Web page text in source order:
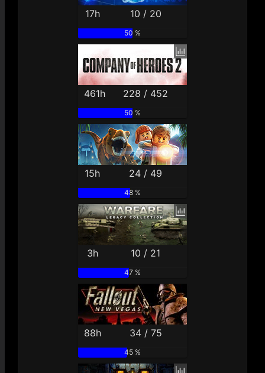
17h 10 / 20
50 %
461h 228 / 452
50 %
15h 24 / 49
48 %
3h 10 / 21
47 %
88h 34 / 75
45 %